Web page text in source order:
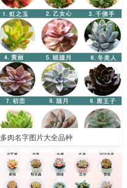
多肉名字图片大全品种